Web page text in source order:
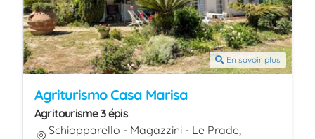
En savoir plus
Agriturismo Casa Marisa
Agritourisme 3 épis
Schiopparello - Magazzini - Le Prade,